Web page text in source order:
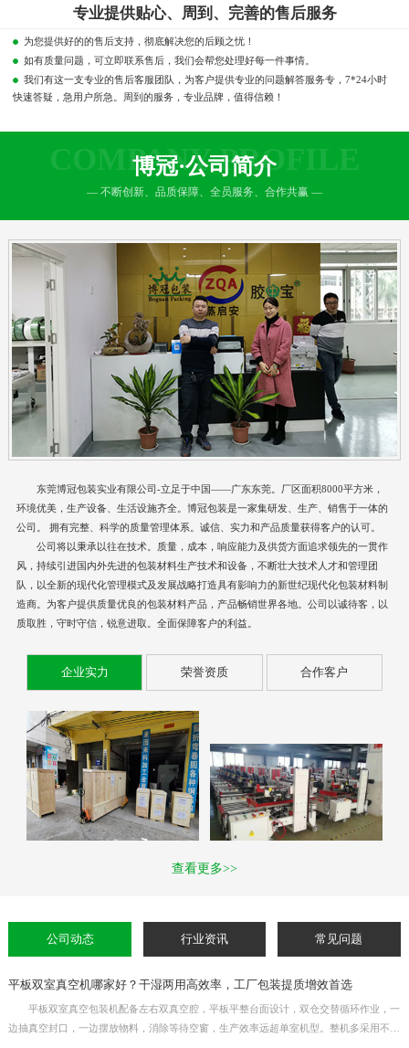
专业提供贴心、周到、完善的售后服务
为您提供好的的售后支持，彻底解决您的后顾之忧！
如有质量问题，可立即联系售后，我们会帮您处理好每一件事情。
我们有这一支专业的售后客服团队，为客户提供专业的问题解答服务专，7*24小时
快速答疑，急用户所急。周到的服务，专业品牌，值得信赖！
COMPANY PROFILE
博冠·公司简介
— 不断创新、品质保障、全员服务、合作共赢 —
东莞博冠包装实业有限公司-立足于中国——广东东莞。厂区面积8000平方米，
环境优美，生产设备、生活设施齐全。博冠包装是一家集研发、生产、销售于一体的
公司。 拥有完整、科学的质量管理体系。诚信、实力和产品质量获得客户的认可。
公司将以秉承以往在技术。质量，成本，响应能力及供货方面追求领先的一贯作
风，持续引进国内外先进的包装材料生产技术和设备，不断壮大技术人才和管理团
队，以全新的现代化管理模式及发展战略打造具有影响力的新世纪现代化包装材料制
造商。为客户提供质量优良的包装材料产品，产品畅销世界各地。公司以诚待客，以
质取胜，守时守信，锐意进取。全面保障客户的利益。
企业实力 荣誉资质 合作客户
查看更多>>
公司动态 行业资讯 常见问题
平板双室真空机哪家好？干湿两用高效率，工厂包装提质增效首选
平板双室真空包装机配备左右双真空腔，平板平整台面设计，双仓交替循环作业，一
边抽真空封口，一边摆放物料，消除等待空窗，生产效率远超单室机型。整机多采用不锈